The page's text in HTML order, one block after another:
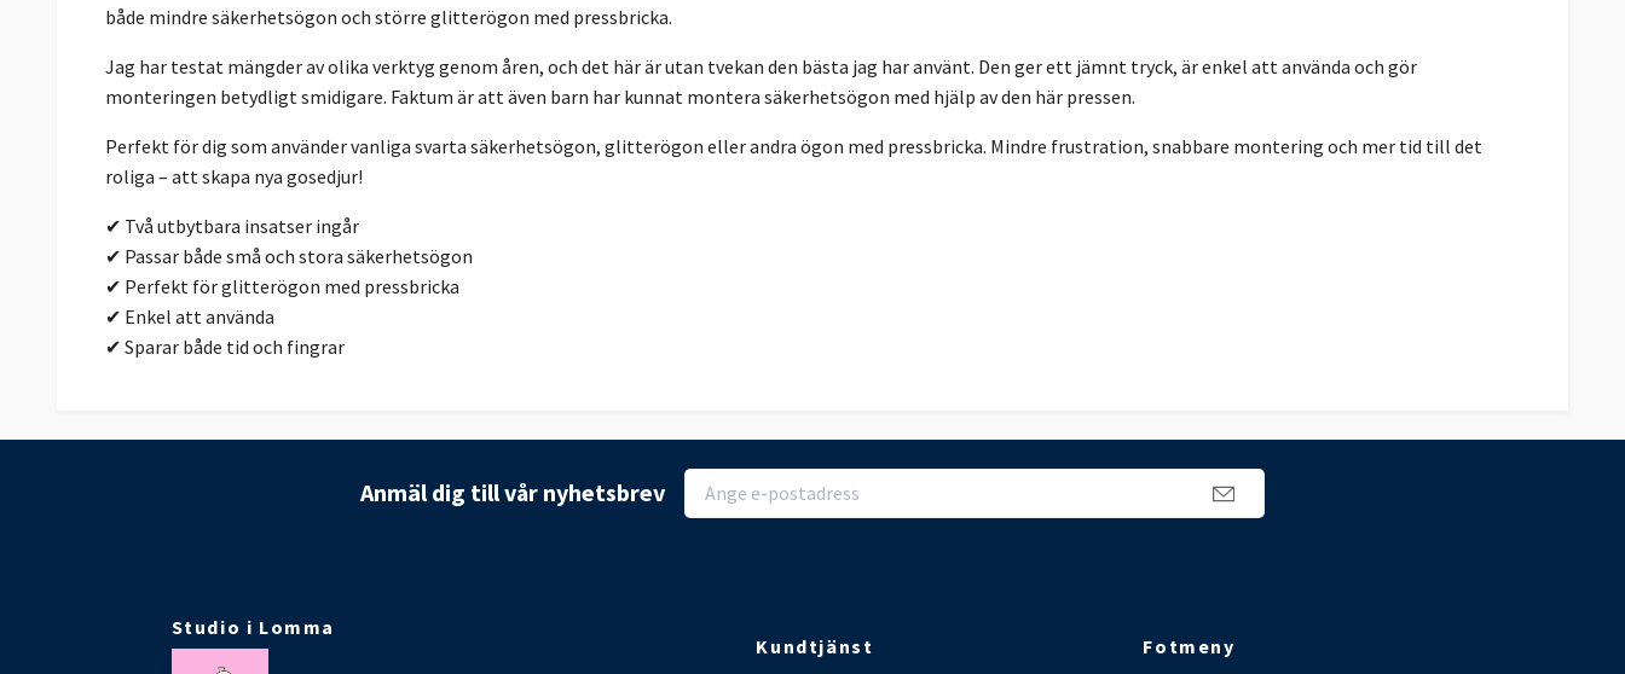
både mindre säkerhetsögon och större glitterögon med pressbricka.
Jag har testat mängder av olika verktyg genom åren, och det här är utan tvekan den bästa jag har använt. Den ger ett jämnt tryck, är enkel att använda och gör
monteringen betydligt smidigare. Faktum är att även barn har kunnat montera säkerhetsögon med hjälp av den här pressen.
Perfekt för dig som använder vanliga svarta säkerhetsögon, glitterögon eller andra ögon med pressbricka. Mindre frustration, snabbare montering och mer tid till det
roliga – att skapa nya gosedjur!
✔ Två utbytbara insatser ingår
✔ Passar både små och stora säkerhetsögon
✔ Perfekt för glitterögon med pressbricka
✔ Enkel att använda
✔ Sparar både tid och fingrar
Anmäl dig till vår nyhetsbrev
Studio i Lomma
Kundtjänst
Fotmeny